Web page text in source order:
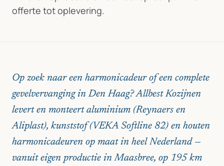
offerte tot oplevering.
Op zoek naar een harmonicadeur of een complete
gevelvervanging in Den Haag? Allbest Kozijnen
levert en monteert aluminium (Reynaers en
Aliplast), kunststof (VEKA Softline 82) en houten
harmonicadeuren op maat in heel Nederland —
vanuit eigen productie in Maasbree, op 195 km